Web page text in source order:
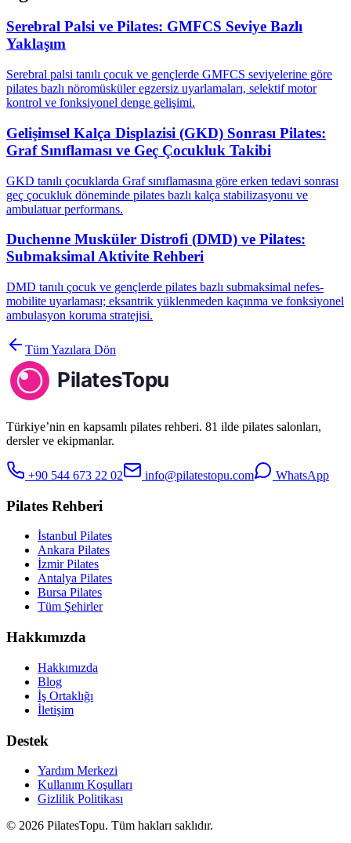
Serebral Palsi ve Pilates: GMFCS Seviye Bazlı
Yaklaşım
Serebral palsi tanılı çocuk ve gençlerde GMFCS seviyelerine göre
pilates bazlı nöromüsküler egzersiz uyarlamaları, selektif motor
kontrol ve fonksiyonel denge gelişimi.
Gelişimsel Kalça Displazisi (GKD) Sonrası Pilates:
Graf Sınıflaması ve Geç Çocukluk Takibi
GKD tanılı çocuklarda Graf sınıflamasına göre erken tedavi sonrası
geç çocukluk döneminde pilates bazlı kalça stabilizasyonu ve
ambulatuar performans.
Duchenne Musküler Distrofi (DMD) ve Pilates:
Submaksimal Aktivite Rehberi
DMD tanılı çocuk ve gençlerde pilates bazlı submaksimal nefes-
mobilite uyarlaması; eksantrik yüklenmeden kaçınma ve fonksiyonel
ambulasyon koruma stratejisi.
Tüm Yazılara Dön
Türkiye’nin en kapsamlı pilates rehberi. 81 ilde pilates salonları,
dersler ve ekipmanlar.
+90 544 673 22 02 info@pilatestopu.com WhatsApp
Pilates Rehberi
İstanbul Pilates
Ankara Pilates
İzmir Pilates
Antalya Pilates
Bursa Pilates
Tüm Şehirler
Hakkımızda
Hakkımızda
Blog
İş Ortaklığı
İletişim
Destek
Yardım Merkezi
Kullanım Koşulları
Gizlilik Politikası
© 2026 PilatesTopu. Tüm hakları saklıdır.